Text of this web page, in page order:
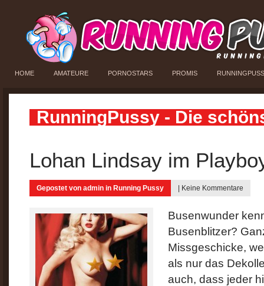
HOME AMATEURE PORNOSTARS PROMIS
RunningPussy - Die
Lohan Lindsay im
Gepostet von admin in Running Pussy Keine Kommentare
Busenwunder
Busenblitzer?
Missgeschicke,
als nur das
auch, dass jeder